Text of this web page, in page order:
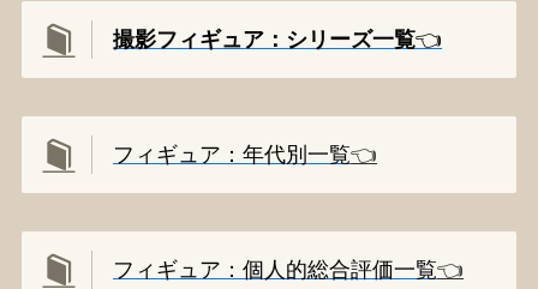
撮影フィギュア：シリーズ一覧👈️
フィギュア：年代別一覧👈️
フィギュア：個人的総合評価一覧👈️